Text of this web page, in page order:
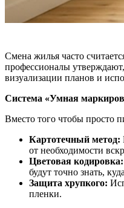
Смена жилья часто
профессионалы
визуализации планов и
Система «Умная
Вместо того чтобы просто
Картотечный метод:
от необходимости
Цветовая кодировка:
будут точно знать,
Защита хрупкого:
пленки.